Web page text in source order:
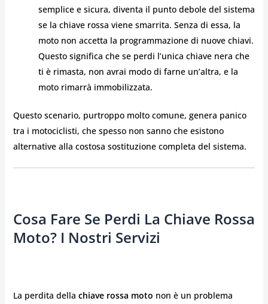
semplice e sicura, diventa il punto debole del sistema
se la chiave rossa viene smarrita. Senza di essa, la
moto non accetta la programmazione di nuove chiavi.
Questo significa che se perdi l’unica chiave nera che
ti è rimasta, non avrai modo di farne un’altra, e la
moto rimarrà immobilizzata.
Questo scenario, purtroppo molto comune, genera panico
tra i motociclisti, che spesso non sanno che esistono
alternative alla costosa sostituzione completa del sistema.
Cosa Fare Se Perdi La Chiave Rossa
Moto? I Nostri Servizi
La perdita della chiave rossa moto non è un problema